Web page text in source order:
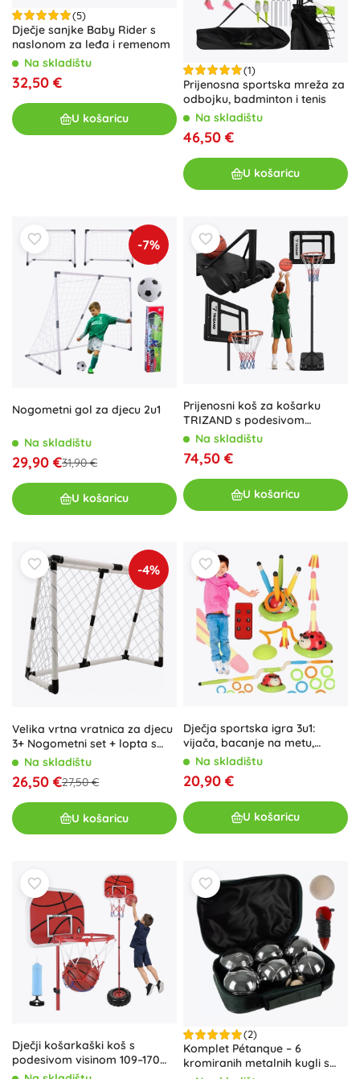
(5)
Dječje sanjke Baby Rider s
naslonom za leđa i remenom
Na skladištu
32,50 €
U košaricu
(1)
Prijenosna sportska mreža za
odbojku, badminton i tenis
Na skladištu
46,50 €
U košaricu
-7%
Nogometni gol za djecu 2u1
Na skladištu
29,90 €31,90 €
U košaricu
Prijenosni koš za košarku
TRIZAND s podesivom
visinom 259 cm
Na skladištu
74,50 €
U košaricu
-4%
Velika vrtna vratnica za djecu
3+ Nogometni set + lopta s
pumpom
Na skladištu
26,50 €27,50 €
U košaricu
Dječja sportska igra 3u1:
vijača, bacanje na metu,
izbacivač Bubamara
Na skladištu
20,90 €
U košaricu
Dječji košarkaški koš s
podesivom visinom 109–170
cm ISO TRADE
(2)
Komplet Pétanque – 6
kromiranih metalnih kugli s